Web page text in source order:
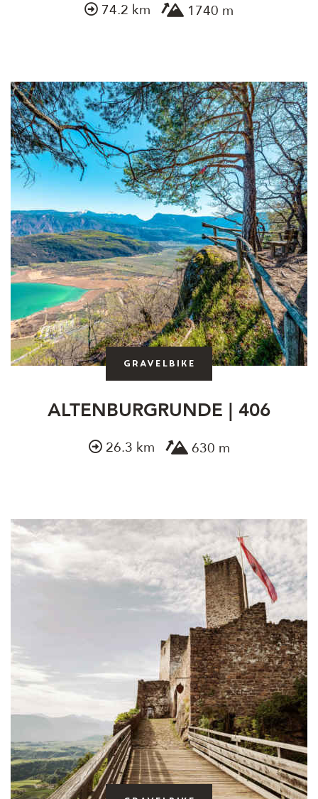
74.2 km 1740 m
Gravelbike
ALTENBURGRUNDE | 406
26.3 km 630 m